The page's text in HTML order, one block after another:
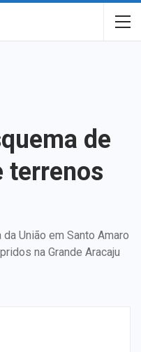
de
terrenos
União em Santo Amaro
na Grande Aracaju